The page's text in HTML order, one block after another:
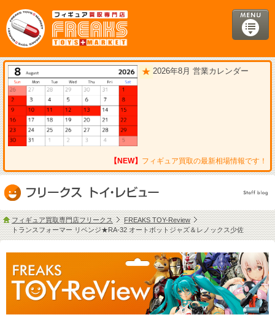
2026年8月 営業カレンダー
【NEW】 フィギュア買取の最新相場情報です！
フィギュア買取専門店フリークス
FREAKS TOY-Review
トランスフォーマー リベンジ★RA-32 オートボットジャズ＆レノックス少佐